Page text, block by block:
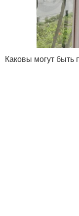
Каковы могут быть